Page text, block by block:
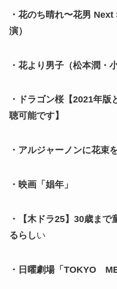
・花のち晴れ〜花男
演）
・花より男子（松本潤・
・ドラゴン桜【2021年
聴可能です】
・アルジャーノンに花束
・映画「娼年」
・【木ドラ25】30歳ま
るらしい
・日曜劇場「TOKYO